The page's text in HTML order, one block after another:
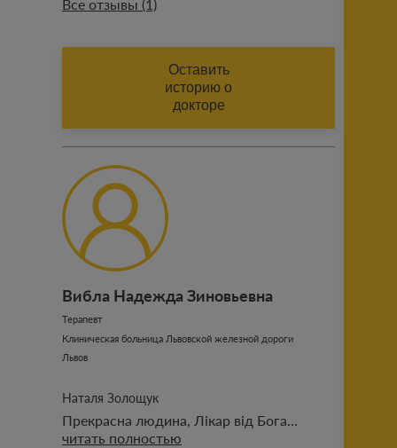
Все отзывы (1)
Оставить
историю о
докторе
ИМЯ (АВТОРА ОТЗЫВА)
ФАМИЛИЯ (АВТОРА ОТЗЫВА)
Добавить историю
Вибла Надежда Зиновьевна
Терапевт
Клиническая больница Львовской железной дороги
Львов
Наталя Золощук
Прекрасна людина, Лікар від Бога...
читать полностью